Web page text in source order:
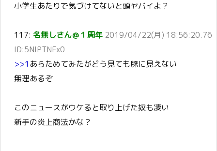
小学生あたりで気づけてないと頭ヤバイよ？
117: 名無しさん＠１周年 2019/04/22(月) 18:56:20.76
ID:5NIPTNFx0
>>1 あらためてみたがどう見ても豚に見えない
無理あるぞ
このニュースがウケると取り上げた奴も凄い
新手の炎上商法かな？